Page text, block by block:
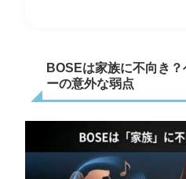
BOSEは家族に不向き
ーの意外な弱点